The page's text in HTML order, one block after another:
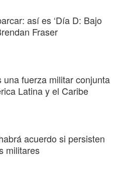
así es ‘Día D: Bajo
Fraser
fuerza militar conjunta
Latina y el Caribe
acuerdo si persisten
militares